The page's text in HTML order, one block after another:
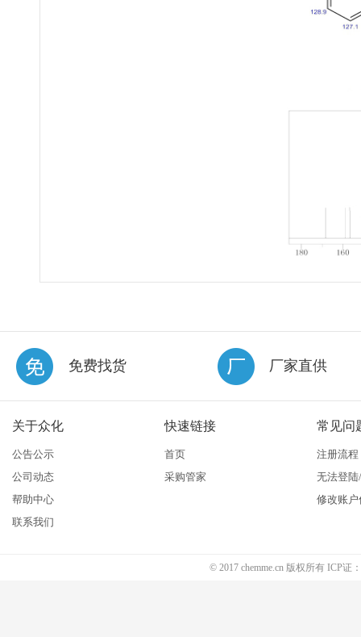
免费找货 厂家直供
关于众化
公告公示
公司动态
帮助中心
联系我们
快速链接
首页
采购管家
常见问
注册流程
无法登
修改账户
© 2017 chemme.cn 版权所有 ICP证：